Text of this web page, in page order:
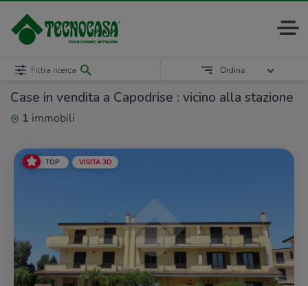
Case in vendita a Capodrise : vicino alla stazione
1 immobili
Filtra ricerca Ordina
TOP VISITA 3D